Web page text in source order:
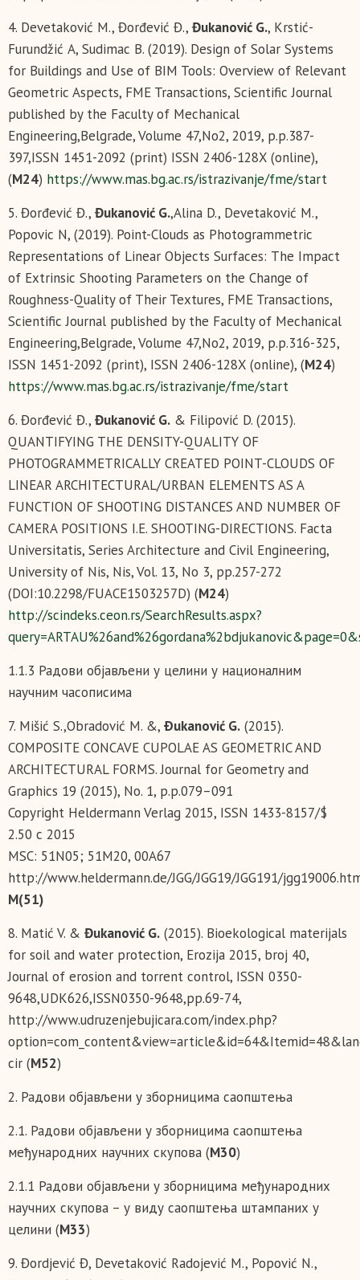
4. Devetaković М., Đorđević Đ., Đukanović G., Krstić-
Furundžić А, Sudimac B. (2019). Design of Solar Systems
for Buildings and Use of BIM Tools: Overview of Relevant
Geometric Aspects, FME Transactions, Scientific Journal
published by the Faculty of Mechanical
Engineering,Belgrade, Volume 47,No2, 2019, p.p.387-
397,ISSN 1451-2092 (print) ISSN 2406-128X (online),
(М24) https://www.mas.bg.ac.rs/istrazivanje/fme/start
5. Đorđević Đ., Đukanović G.,Alina D., Devetaković М.,
Popovic N, (2019). Point-Clouds as Photogrammetric
Representations of Linear Objects Surfaces: Тhe Impact
of Extrinsic Shooting Parameters on the Change of
Roughness-Quality of Their Textures, FME Transactions,
Scientific Journal published by the Faculty of Mechanical
Engineering,Belgrade, Volume 47,No2, 2019, p.p.316-325,
ISSN 1451-2092 (print), ISSN 2406-128X (online), (М24)
https://www.mas.bg.ac.rs/istrazivanje/fme/start
6. Đorđević Đ., Đukanović G. & Filipović D. (2015).
QUANTIFYING THE DENSITY-QUALITY OF
PHOTOGRAMMETRICALLY CREATED POINT-CLOUDS OF
LINEAR ARCHITECTURAL/URBAN ELEMENTS AS A
FUNCTION OF SHOOTING DISTANCES AND NUMBER OF
CAMERA POSITIONS I.E. SHOOTING-DIRECTIONS. Facta
Universitatis, Series Architecture and Civil Engineering,
University of Nis, Nis, Vol. 13, No 3, pp.257-272
(DOI:10.2298/FUACE1503257D) (М24)
http://scindeks.ceon.rs/SearchResults.aspx?
1.1.3 Радови објављени у целини у националним
научним часописима
7. Mišić S.,Obradović M. &, Ðukanović G. (2015).
COMPOSITE CONCAVE CUPOLAE AS GEOMETRIC AND
ARCHITECTURAL FORMS. Journal for Geometry and
Graphics 19 (2015), No. 1, p.p.079–091
Copyright Heldermann Verlag 2015, ISSN 1433-8157/$
2.50 c 2015
MSC: 51N05; 51M20, 00A67
http://www.heldermann.de/JGG/JGG19/JGG191/
М(51)
8. Matić V. & Đukanović G. (2015). Bioekological materijals
for soil and water protection, Erozija 2015, broj 40,
Journal of erosion and torrent control, ISSN 0350-
9648,UDK626,ISSN0350-9648,pp.69-74,
http://www.udruzenjebujicara.com/index.php?
cir (М52)
2. Радови објављени у зборницима саопштења
2.1. Радови објављени у зборницима саопштења
међународних научних скупова (М30)
2.1.1 Радови објављени у зборницима међународних
научних скупова – у виду саопштења штампаних у
целини (М33)
9. Đordjević Đ, Devetaković Radojević M., Popović N.,